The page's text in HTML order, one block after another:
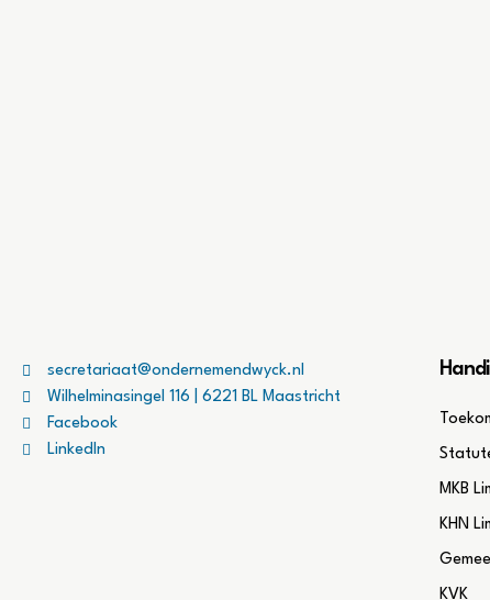
secretariaat@ondernemendwyck.nl
Wilhelminasingel 116 | 6221 BL Maastricht
Facebook
LinkedIn
MKB
KHN
KVK